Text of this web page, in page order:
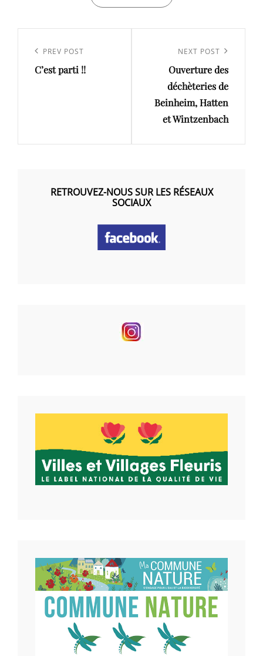
l’article
Previous
Post
PREV POST
C’est parti !!
Post
NEXT POST
Ouverture des
déchèteries de
Beinheim, Hatten
et Wintzenbach
RETROUVEZ-NOUS SUR LES RÉSEAUX
SOCIAUX